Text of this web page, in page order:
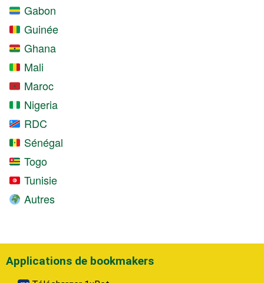
Gabon
Guinée
Ghana
Mali
Maroc
Nigeria
RDC
Sénégal
Togo
Tunisie
Autres
Applications de bookmakers